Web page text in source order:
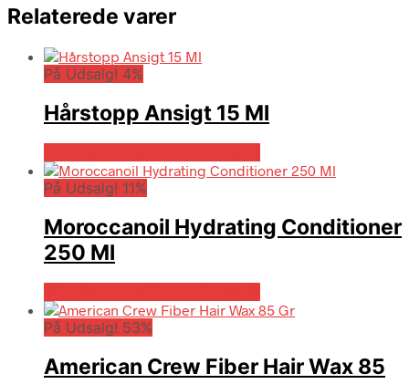
Relaterede varer
På Udsalg! 4%
Hårstopp Ansigt 15 Ml
På Udsalg! 11%
Moroccanoil Hydrating Conditioner
250 Ml
På Udsalg! 53%
American Crew Fiber Hair Wax 85